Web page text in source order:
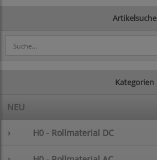
Artikelsuche
Kategorien
NEU
› H0 - Rollmaterial DC